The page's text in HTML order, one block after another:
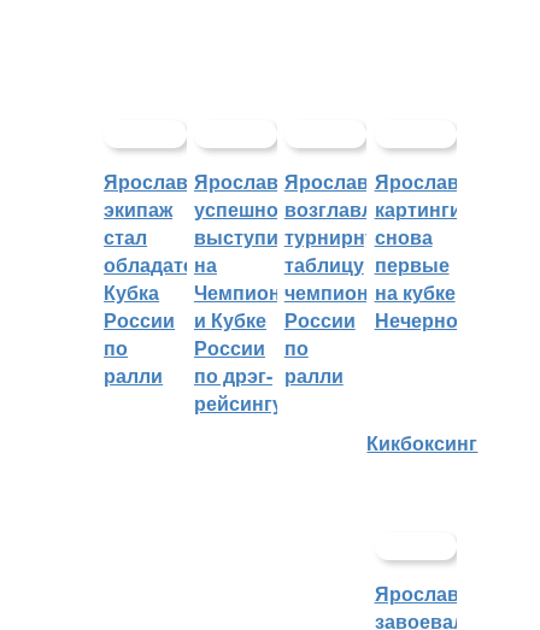
Ярославский
экипаж
стал
обладателем
Кубка
России
по
ралли
Ярославцы
успешно
выступили
на
Чемпионате
и Кубке
России
по дрэг-
рейсингу
Ярославцы
возглавляют
турнирную
таблицу
чемпионата
России
по
ралли
Ярославские
картингисты
снова
первые
на кубке
Нечерноземья
Кикбоксинг
Ярославцы
завоевали